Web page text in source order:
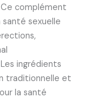
complément
sexuelle
ingrédients
traditionnelle et
la santé